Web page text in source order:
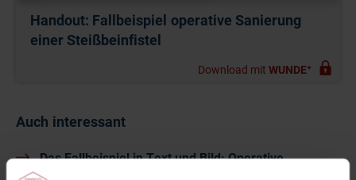
Handout: Fallbeispiel operative Sanierung
einer Steißbeinfistel
Download mit WUNDE⁺
Auch interessant
Das Fallbeispiel in Text und Bild: Operative
Abszesssanierung nach Steißbeinfistel